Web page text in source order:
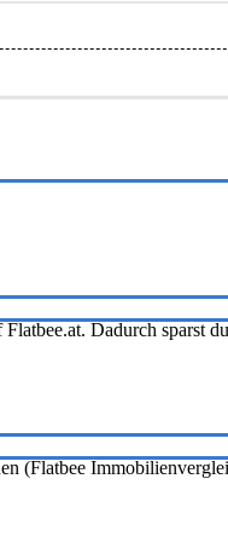
Dadurch sparst
(Flatbee